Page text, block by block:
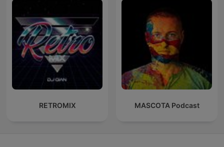
RETROMIX MASCOTA Podcast